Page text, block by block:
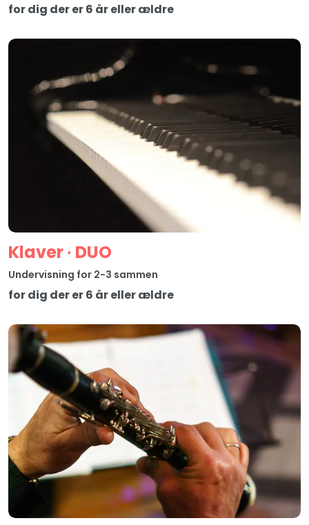
for dig der er 6 år eller ældre
Klaver ∙ DUO
Undervisning for 2-3 sammen
for dig der er 6 år eller ældre